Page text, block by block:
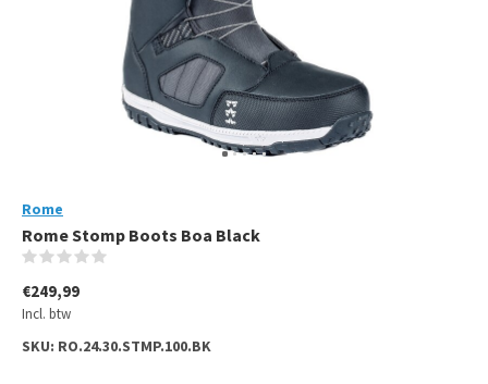
Rome
Rome Stomp Boots Boa Black
€249,99
Incl. btw
SKU: RO.24.30.STMP.100.BK